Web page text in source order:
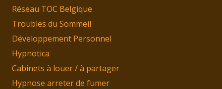
Réseau TOC Belgique
Troubles du Sommeil
Développement Personnel
Hypnotica
Cabinets à louer / à partager
Hypnose arreter de fumer